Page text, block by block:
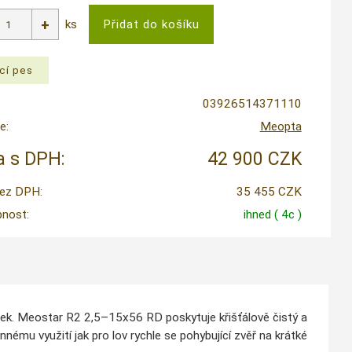
ks
03926514371110
Meopta
s DPH: 42 900 CZK
DPH:
35 455 CZK
ihned ( 4c )
Meostar R2 2,5–15x56 RD poskytuje křišťálově čistý a
využití jak pro lov rychle se pohybující zvěř na krátké